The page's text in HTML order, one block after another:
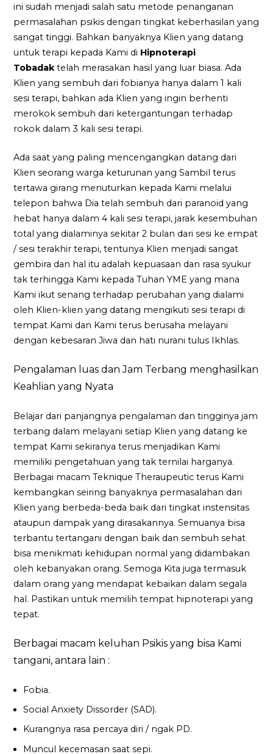
ini sudah menjadi salah satu metode penanganan
permasalahan psikis dengan tingkat keberhasilan yang
sangat tinggi. Bahkan banyaknya Klien yang datang
untuk terapi kepada Kami di Hipnoterapi
Tobadaktelah merasakan hasil yang luar biasa. Ada
Klien yang sembuh dari fobianya hanya dalam 1 kali
sesi terapi, bahkan ada Klien yang ingin berhenti
merokok sembuh dari ketergantungan terhadap
rokok dalam 3 kali sesi terapi.
Ada saat yang paling mencengangkan datang dari
Klien seorang warga keturunan yang Sambil terus
tertawa girang menuturkan kepada Kami melalui
telepon bahwa Dia telah sembuh dari paranoid yang
hebat hanya dalam 4 kali sesi terapi, jarak kesembuhan
total yang dialaminya sekitar 2 bulan dari sesi ke empat
/ sesi terakhir terapi, tentunya Klien menjadi sangat
gembira dan hal itu adalah kepuasaan dan rasa syukur
tak terhingga Kami kepada Tuhan YME yang mana
Kami ikut senang terhadap perubahan yang dialami
oleh Klien-klien yang datang mengikuti sesi terapi di
tempat Kami dan Kami terus berusaha melayani
dengan kebesaran Jiwa dan hati nurani tulus Ikhlas.
Pengalaman luas dan Jam Terbang menghasilkan
Keahlian yang Nyata
Belajar dari panjangnya pengalaman dan tingginya jam
terbang dalam melayani setiap Klien yang datang ke
tempat Kami sekiranya terus menjadikan Kami
memiliki pengetahuan yang tak ternilai harganya.
Berbagai macam Teknique Theraupeutic terus Kami
kembangkan seiring banyaknya permasalahan dari
Klien yang berbeda-beda baik dari tingkat instensitas
ataupun dampak yang dirasakannya. Semuanya bisa
terbantu tertangani dengan baik dan sembuh sehat
bisa menikmati kehidupan normal yang didambakan
oleh kebanyakan orang. Semoga Kita juga termasuk
dalam orang yang mendapat kebaikan dalam segala
hal. Pastikan untuk memilih tempat hipnoterapi yang
tepat.
Berbagai macam keluhan Psikis yang bisa Kami
tangani, antara lain :
Fobia.
Social Anxiety Dissorder (SAD).
Kurangnya rasa percaya diri / ngak PD.
Muncul kecemasan saat sepi.